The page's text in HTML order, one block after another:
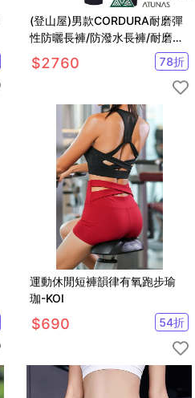
(登山屋)男款CORDURA耐磨彈
性防曬長褲/防潑水長褲/耐磨登
山褲(A1PA2019M
$2760 78折
運動休閒短褲韻律有氧跑步瑜
珈-KOI
$690 54折